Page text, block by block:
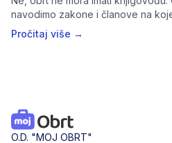
navodimo zakone i članove na
Pročitaj više →
O.D. "MOJ OBRT"